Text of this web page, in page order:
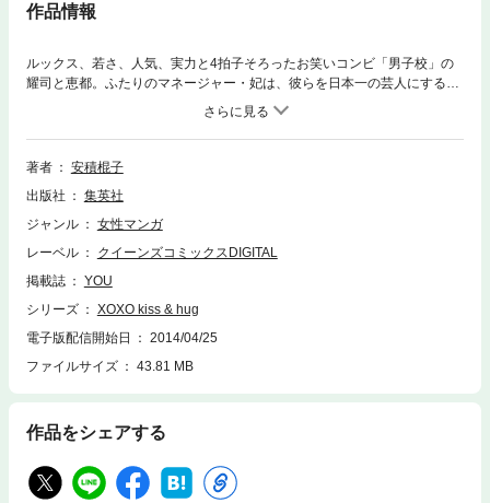
作品情報
ルックス、若さ、人気、実力と4拍子そろったお笑いコンビ「男子校」の
耀司と恵都。ふたりのマネージャー・妃は、彼らを日本一の芸人にするべ
く仕事に没頭するあまり、恋とは縁遠い生活に…。しかしそんな彼女に、
著者
安積棍子
出版社
集英社
ジャンル
女性マンガ
レーベル
クイーンズコミックスDIGITAL
掲載誌
YOU
シリーズ
XOXO kiss & hug
電子版配信開始日
2014/04/25
ファイルサイズ
43.81 MB
作品をシェアする